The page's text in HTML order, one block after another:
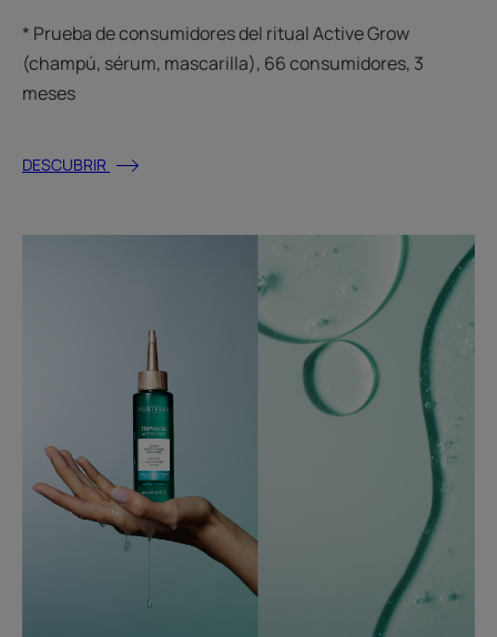
* Prueba de consumidores del ritual Active Grow
(champú, sérum, mascarilla), 66 consumidores, 3
meses
DESCUBRIR